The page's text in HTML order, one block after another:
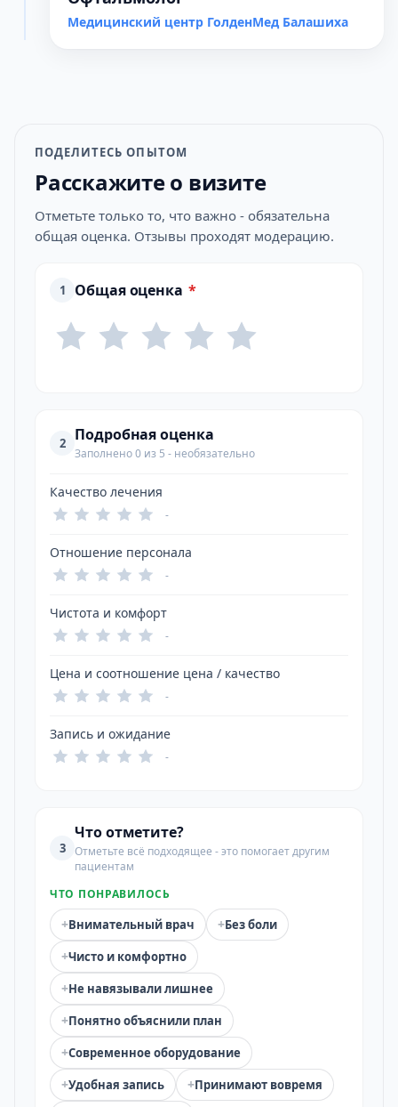
Медицинский центр ГолденМед Балашиха
ПОДЕЛИТЕСЬ ОПЫТОМ
Расскажите о визите
Отметьте только то, что важно - обязательна
общая оценка. Отзывы проходят модерацию.
1 Общая оценка *
2 Подробная оценка
Заполнено 0 из 5 - необязательно
Качество лечения
-
Отношение персонала
-
Чистота и комфорт
-
Цена и соотношение цена / качество
-
Запись и ожидание
-
3
Что отметите?
Отметьте всё подходящее - это помогает другим
пациентам
ЧТО ПОНРАВИЛОСЬ
+Внимательный врач +Без боли
+Чисто и комфортно
+Не навязывали лишнее
+Понятно объяснили план
+Современное оборудование
+Удобная запись +Принимают вовремя